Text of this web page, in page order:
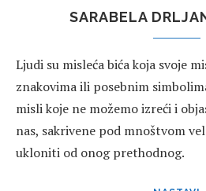
SARABELA
Ljudi su misleća bića koja svoje
znakovima ili posebnim
misli koje ne možemo izreći i
nas, sakrivene pod mnoštvom
ukloniti od onog prethodnog.